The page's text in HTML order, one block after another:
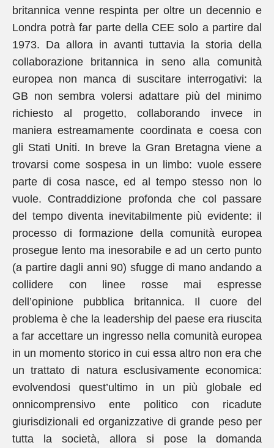
britannica venne respinta per oltre un decennio e
Londra potrà far parte della CEE solo a partire dal
1973. Da allora in avanti tuttavia la storia della
collaborazione britannica in seno alla comunità
europea non manca di suscitare interrogativi: la
GB non sembra volersi adattare più del minimo
richiesto al progetto, collaborando invece in
maniera estreamamente coordinata e coesa con
gli Stati Uniti. In breve la Gran Bretagna viene a
trovarsi come sospesa in un limbo: vuole essere
parte di cosa nasce, ed al tempo stesso non lo
vuole. Contraddizione profonda che col passare
del tempo diventa inevitabilmente più evidente: il
processo di formazione della comunità europea
prosegue lento ma inesorabile e ad un certo punto
(a partire dagli anni 90) sfugge di mano andando a
collidere con linee rosse mai espresse
dell’opinione pubblica britannica. Il cuore del
problema è che la leadership del paese era riuscita
a far accettare un ingresso nella comunità europea
in un momento storico in cui essa altro non era che
un trattato di natura esclusivamente economica:
evolvendosi quest’ultimo in un più globale ed
onnicomprensivo ente politico con ricadute
giurisdizionali ed organizzative di grande peso per
tutta la società, allora si pose la domanda